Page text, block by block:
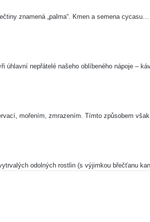
znamená „palma“. Kmen a semena cycasu…
úhlavní nepřátelé našeho oblíbeného nápoje –
mořením, zmrazením. Tímto způsobem
odolných rostlin (s výjimkou břečťanu